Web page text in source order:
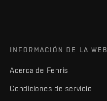
INFORMACIÓN DE LA WEB
Acerca de Fenris
Condiciones de servicio